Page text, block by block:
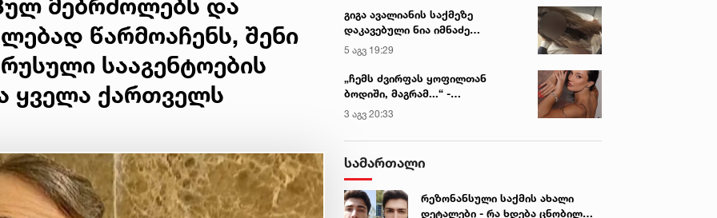
მებრძოლებს და
წარმოაჩენს, შენი
სააგენტოების
ყველა ქართველს
კვირის პოპულარული სიახლეები